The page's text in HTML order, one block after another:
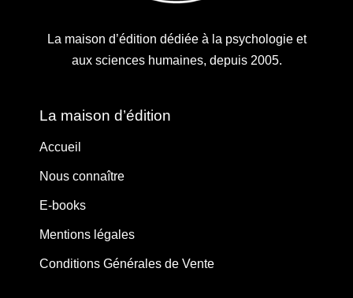
La maison d’édition dédiée à la psychologie et
aux sciences humaines, depuis 2005.
La maison d’édition
Accueil
Nous connaître
E-books
Mentions légales
Conditions Générales de Vente